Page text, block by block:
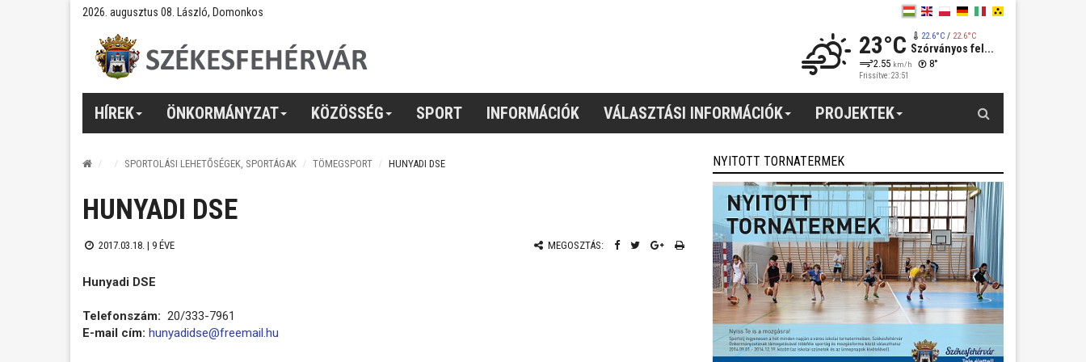
2026. augusztus 08. László, Domonkos
23°C 22.6°C/ 22.6°C
Szórványos fel...
2.55 km/h 8°
Frissítve: 23:51
HÍREK ÖNKORMÁNYZAT KÖZÖSSÉG SPORT INFORMÁCIÓK VÁLASZTÁSI INFORMÁCIÓK PROJEKTEK
SPORTOLÁSI LEHETŐSÉGEK, SPORTÁGAK TÖMEGSPORT HUNYADI DSE
HUNYADI DSE
2017.03.18. | 9 ÉVE MEGOSZTÁS:
Hunyadi DSE
Telefonszám: 20/333-7961
E-mail cím: hunyadidse@freemail.hu
NYITOTT TORNATERMEK